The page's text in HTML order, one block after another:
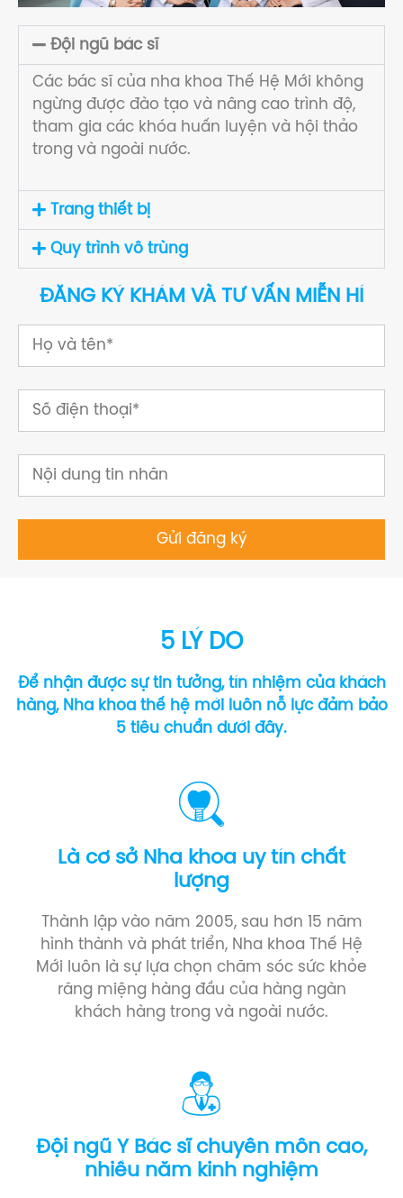
Đội ngũ bác sĩ
Các bác sĩ của nha khoa Thế Hệ Mới không
ngừng được đào tạo và nâng cao trình độ,
tham gia các khóa huấn luyện và hội thảo
trong và ngoài nước.
Trang thiết bị
Quy trình vô trùng
ĐĂNG KÝ KHÁM VÀ TƯ VẤN MIỄN HÍ
5 LÝ DO
Để nhận được sự tin tưởng, tín nhiệm của khách
hàng, Nha khoa thế hệ mới luôn nỗ lực đảm bảo
5 tiêu chuẩn dưới đây.
Là cơ sở Nha khoa uy tín chất
lượng
Thành lập vào năm 2005, sau hơn 15 năm
hình thành và phát triển, Nha khoa Thế Hệ
Mới luôn là sự lựa chọn chăm sóc sức khỏe
răng miệng hàng đầu của hàng ngàn
khách hàng trong và ngoài nước.
Đội ngũ Y Bác sĩ chuyên môn cao,
nhiều năm kinh nghiệm